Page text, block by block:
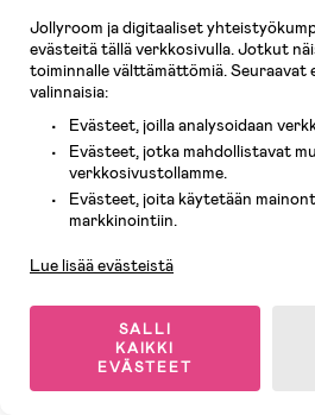
3 JÄLJELLÄ
bblüv Yövalo Taskulamppu 2-in-1
28,09 €
-25%
Jollyroom ja digitaaliset
evästeitä tällä verkkosivulla. Jotkut
toiminnalle välttämättömiä. Seuraavat
valinnaisia:
Evästeet, joilla analysoidaan
Evästeet, jotka mahdollistavat
verkkosivustollamme.
Evästeet, joita käytetään
markkinointiin.
Lue lisää evästeistä
SALLI
KAIKKI
EVÄSTEET